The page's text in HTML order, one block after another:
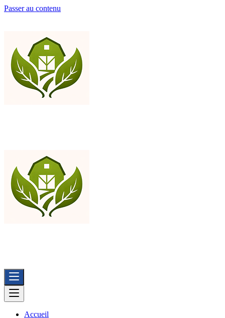
Passer au contenu
Accueil